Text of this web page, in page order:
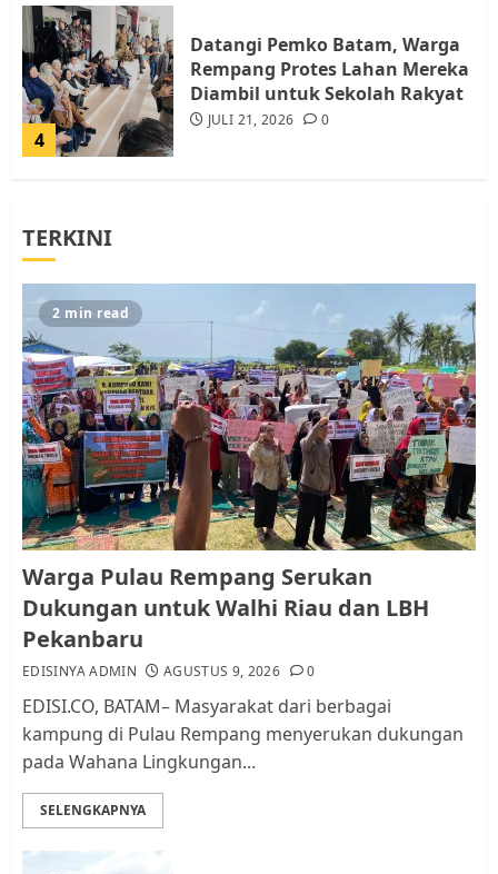
4
Datangi Pemko Batam, Warga
Rempang Protes Lahan Mereka
Diambil untuk Sekolah Rakyat
JULI 21, 2026 0
5
Resahkan Warga
JULI 17, 2026 0
1
Warga Pulau Rempang Serukan
Dukungan untuk Walhi Riau
dan LBH Pekanbaru
AGUSTUS 9, 2026 0
2
Pemko Batam Tegaskan RT dan
RW bukan Petugas Pendataan
dan Pemungutan Pajak
3
Kader Pajak jadi Penghubung
Pemerintah dan Masyarakat di
TERKINI
2 min read
Warga Pulau Rempang Serukan
Dukungan untuk Walhi Riau dan LBH
Pekanbaru
EDISINYA ADMIN AGUSTUS 9, 2026 0
EDISI.CO, BATAM– Masyarakat dari berbagai
kampung di Pulau Rempang menyerukan dukungan
pada Wahana Lingkungan...
SELENGKAPNYA